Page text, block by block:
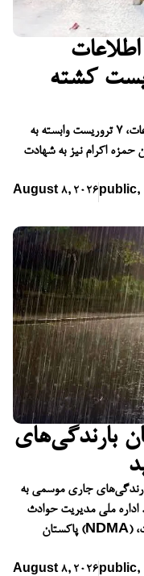
۷ تروریست کشته
در هنگو، در جریان یک عملیات مبتنی بر اطلاعات، ۷ تروریست وابسته به
حمزه اکرام نیز به شهادت
August 8, 2026 public,
بارندگی‌های
جاری موسمی به
شده‌اند. اداره ملی مدیریت حوادث
پاکستان (NDMA) با پیش‌بینی آغاز موج تازه بارندگی‌ها از ۸ آگست،
August 8, 2026 public,